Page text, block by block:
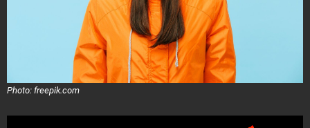
Photo: freepik.com